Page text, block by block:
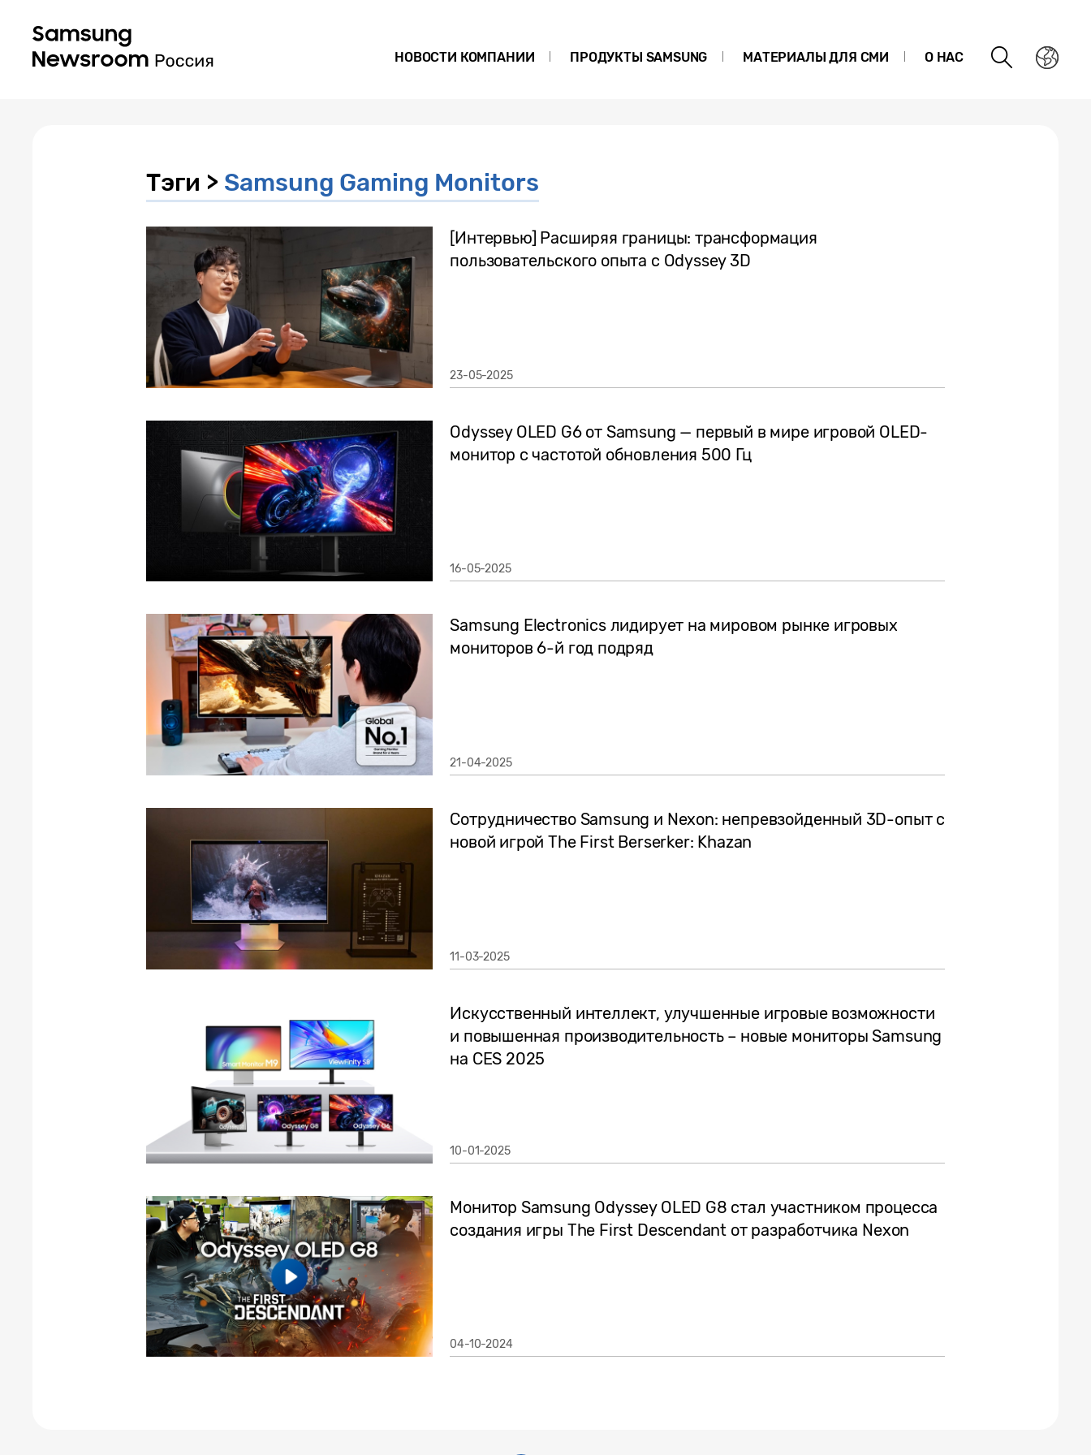
НОВОСТИ КОМПАНИИ ПРОДУКТЫ SAMSUNG МАТЕРИАЛЫ ДЛЯ СМИ О НАС
Тэги > Samsung Gaming Monitors
[Интервью] Расширяя границы: трансформация
пользовательского опыта с Odyssey 3D
23-05-2025
Odyssey OLED G6 от Samsung — первый в мире игровой OLED-
монитор с частотой обновления 500 Гц
16-05-2025
Samsung Electronics лидирует на мировом рынке игровых
мониторов 6-й год подряд
21-04-2025
Сотрудничество Samsung и Nexon: непревзойденный 3D-опыт с
новой игрой The First Berserker: Khazan
11-03-2025
Искусственный интеллект, улучшенные игровые возможности
и повышенная производительность – новые мониторы Samsung
на CES 2025
10-01-2025
Монитор Samsung Odyssey OLED G8 стал участником процесса
создания игры The First Descendant от разработчика Nexon
04-10-2024